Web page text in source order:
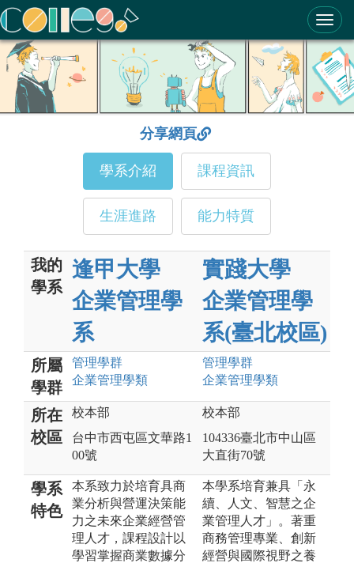
ColleGo! 大學選才與高中育才輔助系統
分享網頁
學系介紹 課程資訊
生涯進路 能力特質
我的
學系
逢甲大學
企業管理學
系
實踐大學
企業管理學
系(臺北校區)
所屬
學群
管理學群
企業管理學類
管理學群
企業管理學類
所在
校區
校本部
台中市西屯區文華路1
00號
校本部
104336臺北市中山區
大直街70號
學系
特色
本系致力於培育具商
業分析與營運決策能
力之未來企業經營管
理人才，課程設計以
學習掌握商業數據分
本學系培育兼具「永
續、人文、智慧之企
業管理人才」。著重
商務管理專業、創新
經營與國際視野之養